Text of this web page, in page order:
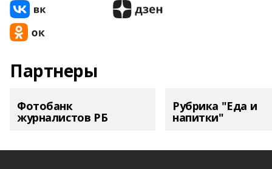
Партнеры
Фотобанк
журналистов РБ
Рубрика "Еда и
напитки"